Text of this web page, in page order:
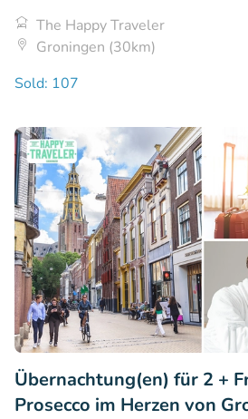
The Happy Traveler
Groningen (30km)
Sold: 107
Übernachtung(en) für 2 +
Prosecco im Herzen von